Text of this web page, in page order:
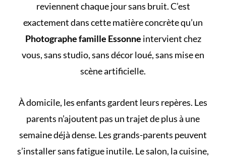
reviennent chaque jour sans bruit. C’est
exactement dans cette matière concrète qu’un
Photographe famille Essonne intervient chez
vous, sans studio, sans décor loué, sans mise en
scène artificielle.
À domicile, les enfants gardent leurs repères. Les
parents n’ajoutent pas un trajet de plus à une
semaine déjà dense. Les grands-parents peuvent
s’installer sans fatigue inutile. Le salon, la cuisine,